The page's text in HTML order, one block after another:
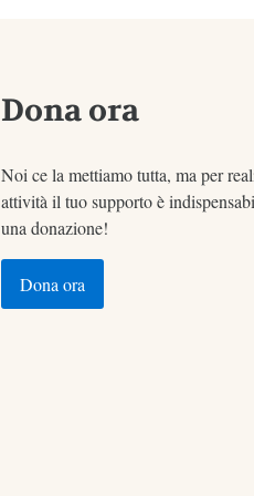
Dona ora
Noi ce la mettiamo tutta, ma per
attività il tuo supporto è
una donazione!
Dona ora